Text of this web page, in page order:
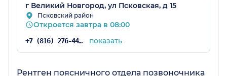
г Великий Новгород, ул Псковская, д 15
Псковский район
Откроется завтра в 08:00
+7 (816) 276-44-79 показать
Рентген поясничного отдела позвоночника